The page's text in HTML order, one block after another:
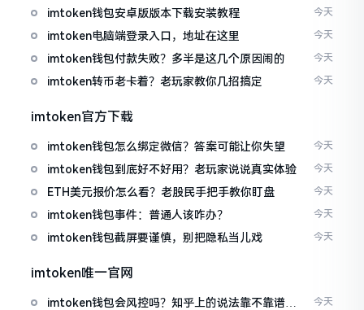
imtoken钱包安卓版版本下载安装教程 今天
imtoken电脑端登录入口，地址在这里 今天
imtoken钱包付款失败？多半是这几个原因闹的 今天
imtoken转币老卡着？老玩家教你几招搞定 今天
imtoken官方下载
imtoken钱包怎么绑定微信？答案可能让你失望 今天
imtoken钱包到底好不好用？老玩家说说真实体验 今天
ETH美元报价怎么看？老股民手把手教你盯盘 今天
imtoken钱包事件：普通人该咋办？ 今天
imtoken钱包截屏要谨慎，别把隐私当儿戏 今天
imtoken唯一官网
imtoken钱包会风控吗？知乎上的说法靠不靠谱，
今天